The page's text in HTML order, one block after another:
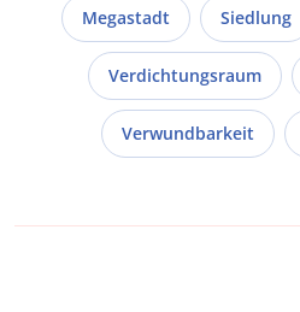
Megastadt Siedlung
Verdichtungsraum
Verwundbarkeit